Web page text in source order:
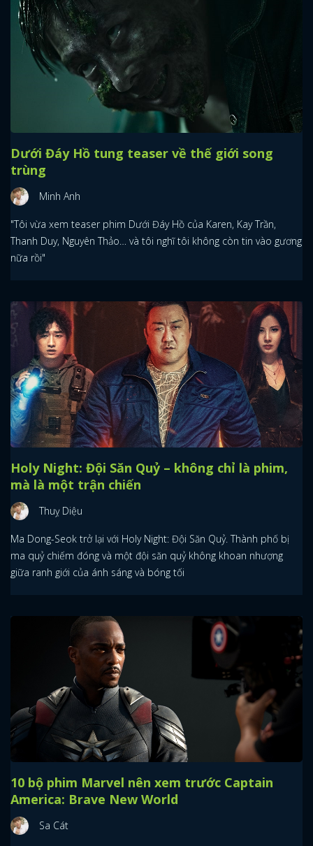
Dưới Đáy Hồ tung teaser về thế giới song
trùng
Minh Anh
"Tôi vừa xem teaser phim Dưới Đáy Hồ của Karen, Kay Trần,
Thanh Duy, Nguyên Thảo… và tôi nghĩ tôi không còn tin vào gương
nữa rồi"
Holy Night: Đội Săn Quỷ – không chỉ là phim,
mà là một trận chiến
Thuỵ Diệu
Ma Dong-Seok trở lại với Holy Night: Đội Săn Quỷ. Thành phố bị
ma quỷ chiếm đóng và một đội săn quỷ không khoan nhượng
giữa ranh giới của ánh sáng và bóng tối
10 bộ phim Marvel nên xem trước Captain
America: Brave New World
Sa Cát